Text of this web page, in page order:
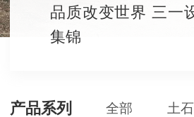
品质改变世界 三一
集锦
产品系列 全部 土